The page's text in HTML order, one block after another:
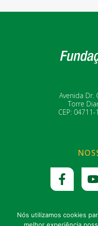
Avenida Dr.
Torre
CEP:
Nós utilizamos cookies